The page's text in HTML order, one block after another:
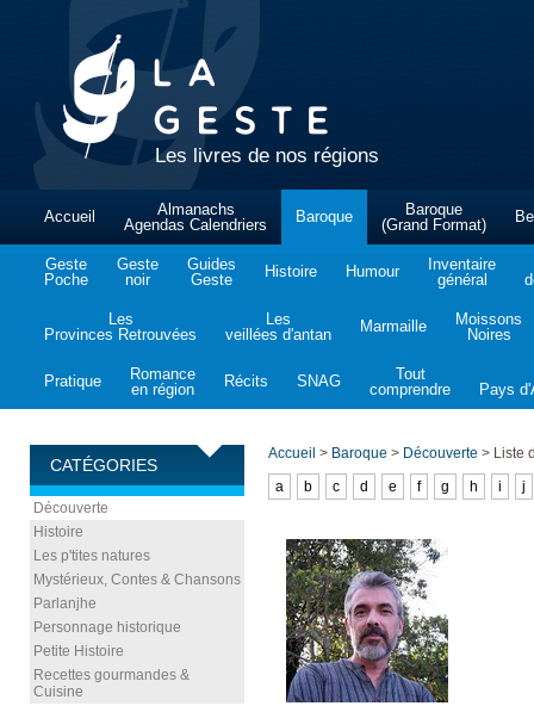
Les livres de nos régions
Accueil
Almanachs
Agendas Calendriers
Baroque
Baroque
(Grand Format)
Geste
Poche
Geste
noir
Guides
Geste
Histoire Humour
Inventaire
général
Les
Provinces Retrouvées
Les
veillées d'antan
Marmaille
Moissons
Noires
Pratique
Romance
en région
Récits SNAG
Tout
comprendre
Pays
CATÉGORIES
Découverte
Histoire
Les p'tites natures
Mystérieux, Contes & Chansons
Parlanjhe
Personnage historique
Petite Histoire
Recettes gourmandes &
Cuisine
Accueil > Baroque > Découverte > Liste
a
b c d e f g h i j